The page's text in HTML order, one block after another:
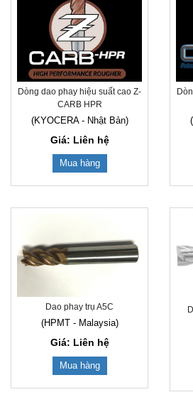
Dòng dao phay hiệu suất cao Z-
CARB HPR
(KYOCERA - Nhật Bản)
Giá: Liên hệ
Mua hàng
Dao phay trụ A5C
(HPMT - Malaysia)
Giá: Liên hệ
Mua hàng